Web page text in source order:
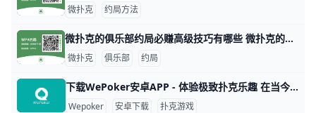
微扑克 约局方法
微扑克的俱乐部约局必赚高级技巧有哪些 微扑克的俱乐部约局必赚高级技巧有哪些，玩微扑克俱乐部人一定要知道的高级技巧主要集中在策略、心理战和对手分析等方面。以下是一些有效的高级技巧，
微扑克 俱乐部 约局
下载WePoker安卓APP - 体验极致扑克乐趣 在当今的手机游戏市场中，WePoker以其丰富的扑克游戏玩法和优质的用户体验而备受欢迎。本文将为您详细介绍如何安全、便捷地下载WePoker
Wepoker 安卓下载 扑克游戏